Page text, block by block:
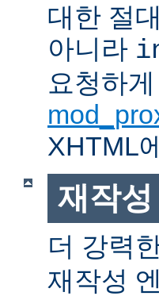
대한 절
아니라
요청하
XHTML
재작
더 강력
재작성